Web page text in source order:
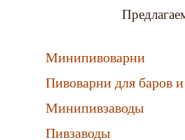
Минипивоварни
Пивоварни для баров
Минипивзаводы
Пивзаводы